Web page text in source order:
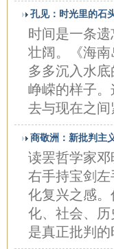
孔见：时光里的石
时间是一条
壮阔。《海
多多沉入水
峥嵘的样子
去与现在之
商敬洲：新批判主
读罢哲学家
右手持宝剑
化复兴之感
化、社会、
是真正批判